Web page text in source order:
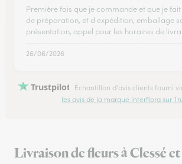
Première fois que je commande et que je
de préparation, et d expédition, emballage
présentation, appel pour les horaires de
26/06/2026
Trustpilot Échantillon d'avis clients fourni
les avis de la marque Interflora sur
Livraison de fleurs à Clessé